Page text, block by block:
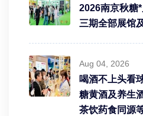
2026南京秋糖
三期全部展馆
Aug 04, 2026
喝酒不上头看
糖黄酒及养生
茶饮药食同源